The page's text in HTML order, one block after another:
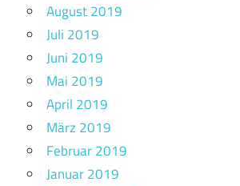
August 2019
Juli 2019
Juni 2019
Mai 2019
April 2019
März 2019
Februar 2019
Januar 2019